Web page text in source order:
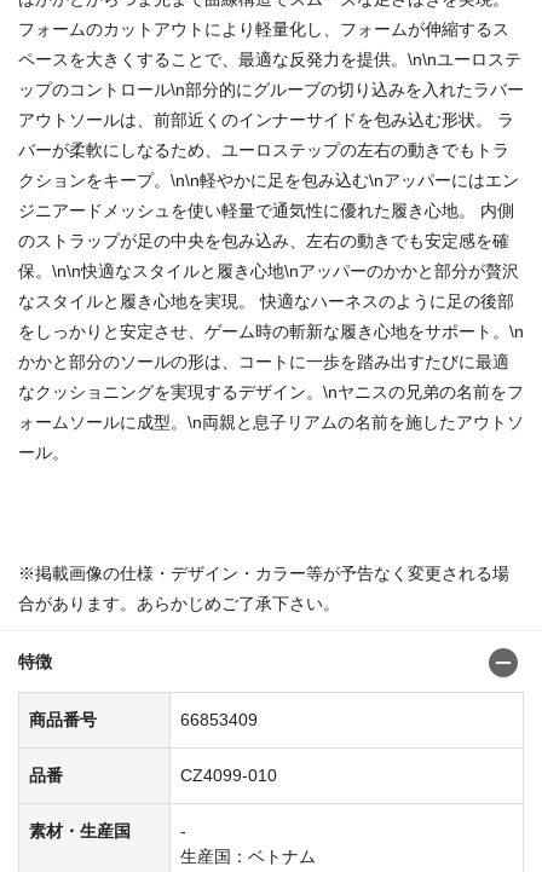
フォームのカットアウトにより軽量化し、フォームが伸縮するス
ペースを大きくすることで、最適な反発力を提供。\n\nユーロステ
ップのコントロール\n部分的にグルーブの切り込みを入れたラバー
アウトソールは、前部近くのインナーサイドを包み込む形状。 ラ
バーが柔軟にしなるため、ユーロステップの左右の動きでもトラ
クションをキープ。\n\n軽やかに足を包み込む\nアッパーにはエン
ジニアードメッシュを使い軽量で通気性に優れた履き心地。 内側
のストラップが足の中央を包み込み、左右の動きでも安定感を確
保。\n\n快適なスタイルと履き心地\nアッパーのかかと部分が贅沢
なスタイルと履き心地を実現。 快適なハーネスのように足の後部
をしっかりと安定させ、ゲーム時の斬新な履き心地をサポート。\n
かかと部分のソールの形は、コートに一歩を踏み出すたびに最適
なクッショニングを実現するデザイン。\nヤニスの兄弟の名前をフ
ォームソールに成型。\n両親と息子リアムの名前を施したアウトソ
ール。
※掲載画像の仕様・デザイン・カラー等が予告なく変更される場
合があります。あらかじめご了承下さい。
特徴
商品番号 66853409
品番 CZ4099-010
素材・生産国
-
生産国：ベトナム